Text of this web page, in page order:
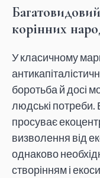
корінних
У класичному
боротьба й досі
людські потреби.
просуває
визволення від
однаково
створінням і